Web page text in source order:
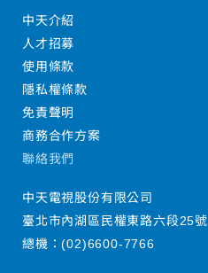
中天介紹
人才招募
使用條款
隱私權條款
免責聲明
商務合作方案
聯絡我們
中天電視股份有限公司
臺北市內湖區民權東路六段25號
總機：(02)6600-7766